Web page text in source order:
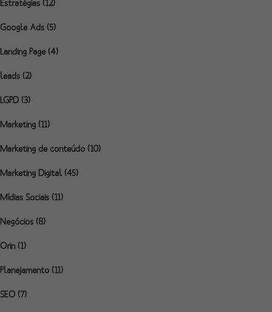
Estratégias (12)
Google Ads (5)
Landing Page (4)
leads (2)
LGPD (3)
Marketing (11)
Marketing de conteúdo (10)
Marketing Digital (45)
Mídias Sociais (11)
Negócios (8)
Orin(1)
Planejamento (11)
SEO (7)